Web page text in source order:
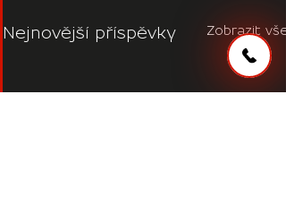
Nejnovější příspěvky Zobrazit vše